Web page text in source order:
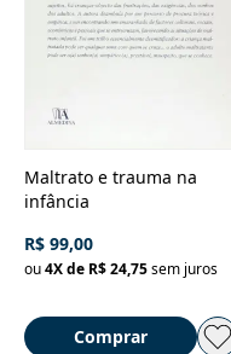
Maltrato e trauma na
infância
R$ 99,00
ou4X de R$ 24,75sem juros
Comprar